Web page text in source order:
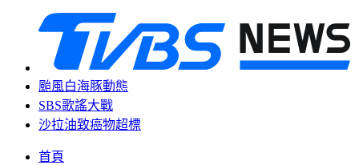
颱風白海豚動態
SBS歌謠大戰
沙拉油致癌物超標
首頁